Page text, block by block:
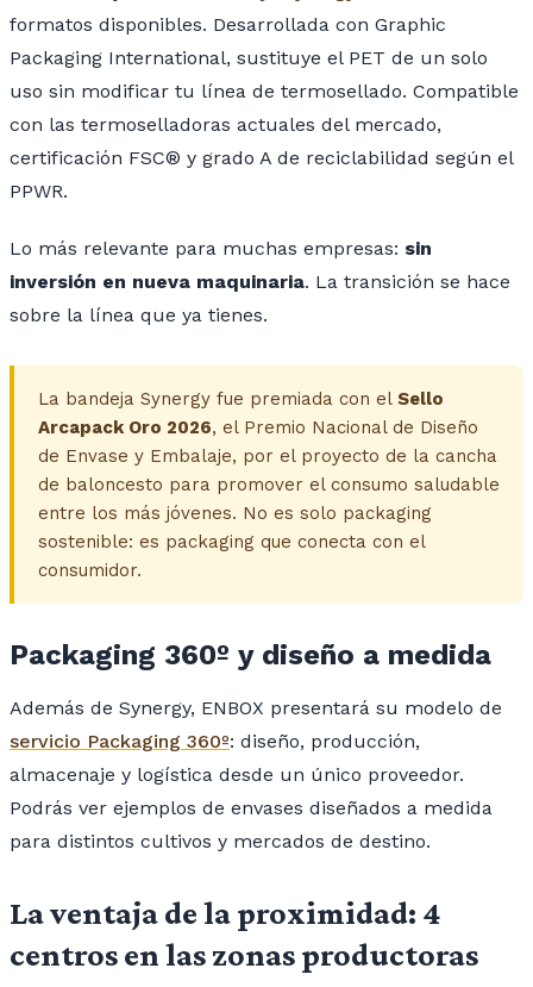
formatos disponibles. Desarrollada con Graphic
Packaging International, sustituye el PET de un solo
uso sin modificar tu línea de termosellado. Compatible
con las termoselladoras actuales del mercado,
certificación FSC® y grado A de reciclabilidad según el
PPWR.
Lo más relevante para muchas empresas: sin
inversión en nueva maquinaria. La transición se hace
sobre la línea que ya tienes.
La bandeja Synergy fue premiada con el Sello
Arcapack Oro 2026, el Premio Nacional de Diseño
de Envase y Embalaje, por el proyecto de la cancha
de baloncesto para promover el consumo saludable
entre los más jóvenes. No es solo packaging
sostenible: es packaging que conecta con el
consumidor.
Packaging 360º y diseño a medida
Además de Synergy, ENBOX presentará su modelo de
servicio Packaging 360º: diseño, producción,
almacenaje y logística desde un único proveedor.
Podrás ver ejemplos de envases diseñados a medida
para distintos cultivos y mercados de destino.
La ventaja de la proximidad: 4
centros en las zonas productoras